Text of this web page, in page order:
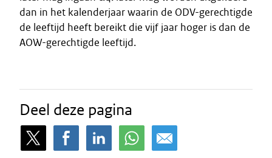
dan in het kalenderjaar waarin de ODV-gerechtigde
de leeftijd heeft bereikt die vijf jaar hoger is dan de
AOW-gerechtigde leeftijd.
Deel deze pagina